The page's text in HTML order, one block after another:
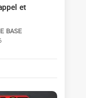
et
BASE